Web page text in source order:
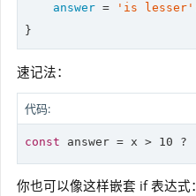
answer = 'is lesser'
}
速记法：
代码:
const answer = x > 10 ?
你也可以像这样嵌套 if 表达式：